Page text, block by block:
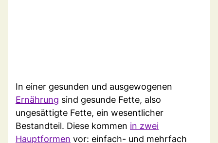
In einer gesunden und ausgewogenen
Ernährung sind gesunde Fette, also
ungesättigte Fette, ein wesentlicher
Bestandteil. Diese kommen in zwei
Hauptformen vor: einfach- und mehrfach